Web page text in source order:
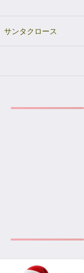
サンタクロース